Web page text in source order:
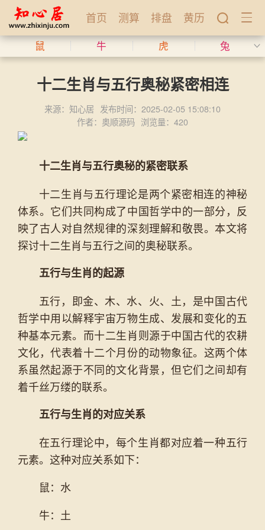
首页 测算 排盘 黄历
鼠 牛 虎 兔
十二生肖与五行奥秘紧密相连
来源：知心居 发布时间：2025-02-05 15:08:10
作者：奥顺源码 浏览量：420
十二生肖与五行奥秘的紧密联系
十二生肖与五行理论是两个紧密相连的神秘
体系。它们共同构成了中国哲学中的一部分，反
映了古人对自然规律的深刻理解和敬畏。本文将
探讨十二生肖与五行之间的奥秘联系。
五行与生肖的起源
五行，即金、木、水、火、土，是中国古代
哲学中用以解释宇宙万物生成、发展和变化的五
种基本元素。而十二生肖则源于中国古代的农耕
文化，代表着十二个月份的动物象征。这两个体
系虽然起源于不同的文化背景，但它们之间却有
着千丝万缕的联系。
五行与生肖的对应关系
在五行理论中，每个生肖都对应着一种五行
元素。这种对应关系如下：
鼠：水
牛：土